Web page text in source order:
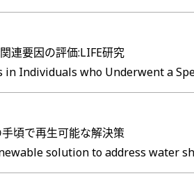
連要因の評価:LIFE研究
Individuals who Underwent a
頃で再生可能な解決策
solution to address water